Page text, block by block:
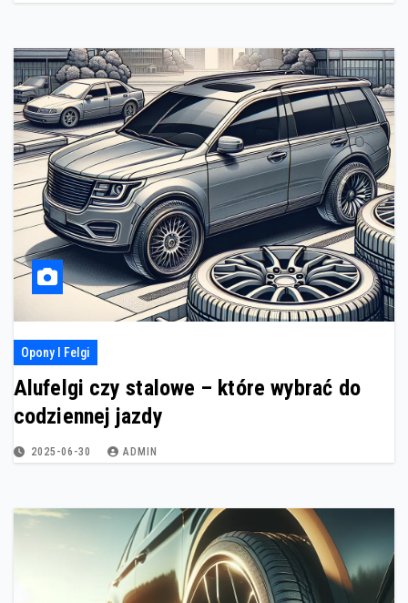
Opony I Felgi
Alufelgi czy stalowe – które wybrać do
codziennej jazdy
2025-06-30 ADMIN